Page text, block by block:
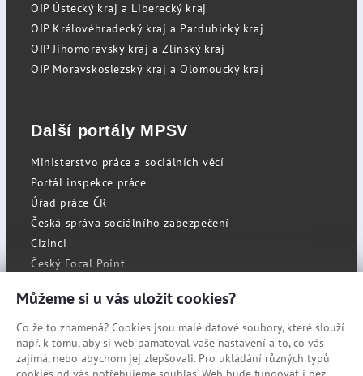
OIP Ústecký kraj a Liberecký kraj
OIP Královéhradecký kraj a Pardubický kraj
OIP Jihomoravský kraj a Zlínský kraj
OIP Moravskoslezský kraj a Olomoucký kraj
Další portály MPSV
Ministerstvo práce a sociálních věcí
Portál inspekce práce
Úřad práce ČR
Česká správa sociálního zabezpečení
Cizinci
Český Focal Point
RSS
Cookies
Můžeme si u vás uložit cookies?
Co že to znamená? Cookies jsou malé datové soubory, které slouží
např. k tomu, aby si web pamatoval vaše nastavení a to, co vás
zajímá, nebo abychom jej zlepšovali. Pro ukládání různých typů